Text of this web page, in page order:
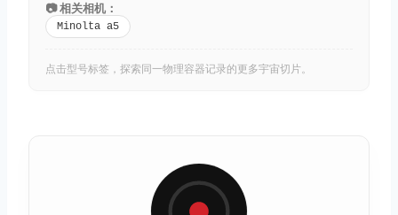
📷 相关相机：
Minolta a5
点击型号标签，探索同一物理容器记录的更多宇宙切片。